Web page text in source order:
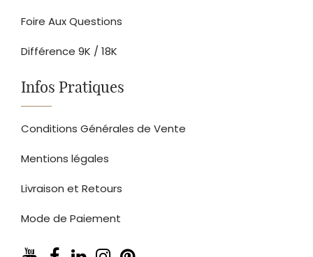
Foire Aux Questions
Différence 9K / 18K
Infos Pratiques
Conditions Générales de Vente
Mentions légales
Livraison et Retours
Mode de Paiement